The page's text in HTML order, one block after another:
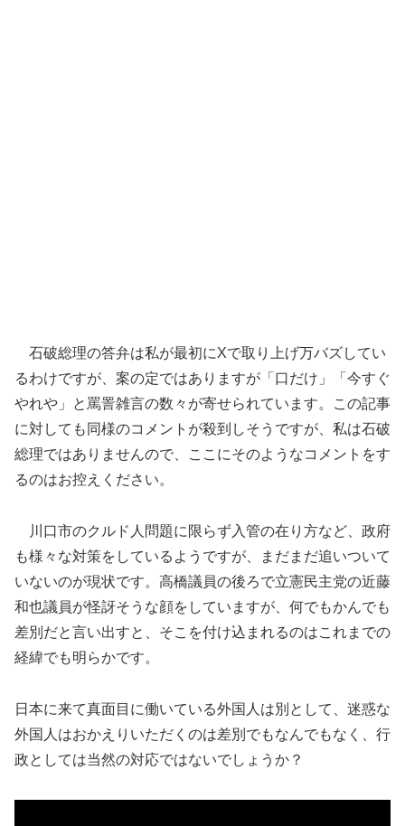
石破総理の答弁は私が最初にXで取り上げ万バズしてい
るわけですが、案の定ではありますが「口だけ」「今すぐ
やれや」と罵詈雑言の数々が寄せられています。この記事
に対しても同様のコメントが殺到しそうですが、私は石破
総理ではありませんので、ここにそのようなコメントをす
るのはお控えください。
川口市のクルド人問題に限らず入管の在り方など、政府
も様々な対策をしているようですが、まだまだ追いついて
いないのが現状です。高橋議員の後ろで立憲民主党の近藤
和也議員が怪訝そうな顔をしていますが、何でもかんでも
差別だと言い出すと、そこを付け込まれるのはこれまでの
経緯でも明らかです。
日本に来て真面目に働いている外国人は別として、迷惑な
外国人はおかえりいただくのは差別でもなんでもなく、行
政としては当然の対応ではないでしょうか？